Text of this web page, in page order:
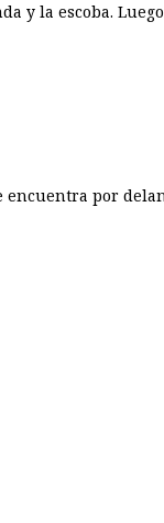
y la escoba.
por